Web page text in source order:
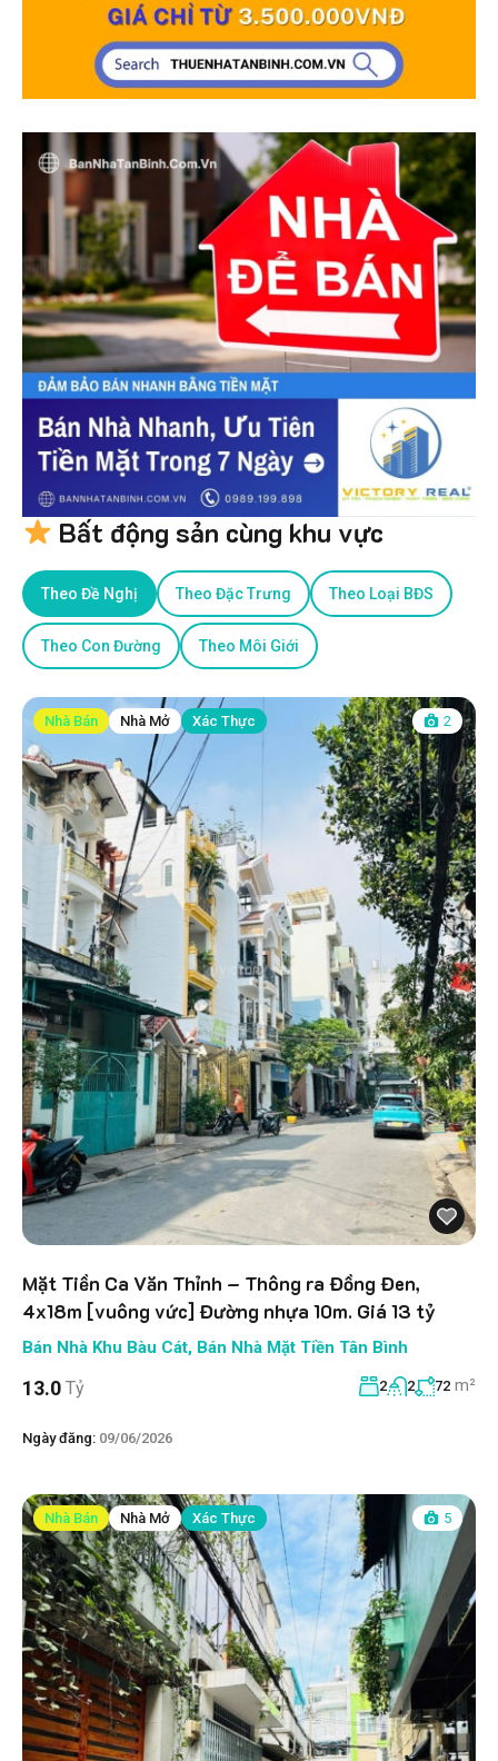
Bất động sản cùng khu vực
Theo Đề Nghị Theo Đặc Trưng Theo Loại BĐS
Theo Con Đường Theo Môi Giới
Nhà Bán Nhà Mở Xác Thực 2
Mặt Tiền Ca Văn Thỉnh – Thông ra Đồng Đen,
4x18m [vuông vức] Đường nhựa 10m. Giá 13 tỷ
Bán Nhà Khu Bàu Cát, Bán Nhà Mặt Tiền Tân Bình
13.0 Tỷ 2 2 72 m²
Ngày đăng: 09/06/2026
Nhà Bán Nhà Mở Xác Thực 5